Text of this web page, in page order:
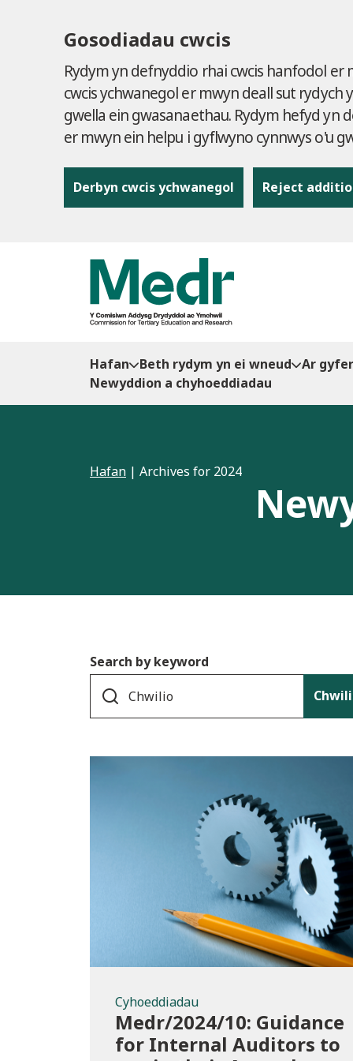
Gosodiadau cwcis
Rydym yn defnyddio rhai cwcis hanfodol
cwcis ychwanegol er mwyn deall sut
gwella ein gwasanaethau. Rydym hefyd yn
er mwyn ein helpu i gyflwyno cynnwys o'u
Derbyn cwcis ychwanegol Reject
Hafan Beth rydym yn ei wneud Ar
Newyddion a chyhoeddiadau
Hafan | Archives for 2024
Search by keyword
Cyhoeddiadau
Cyhoeddiadau
Medr/2024/10: Guidance
for Internal Auditors to